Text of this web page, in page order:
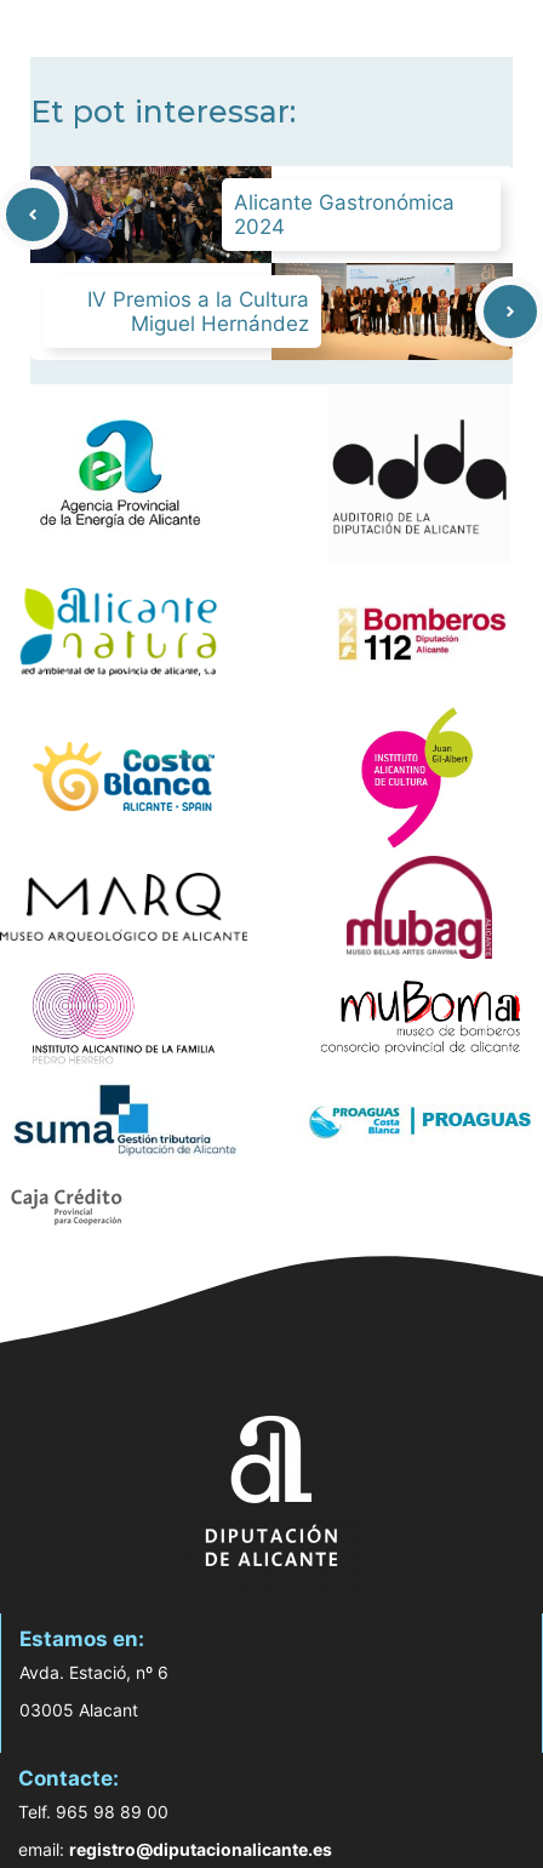
Et pot interessar:
Alicante Gastronómica
2024
IV Premios a la Cultura
Miguel Hernández
Estamos en:
Avda. Estació, nº 6
03005 Alacant
Contacte:
Telf. 965 98 89 00
email: registro@diputacionalicante.es